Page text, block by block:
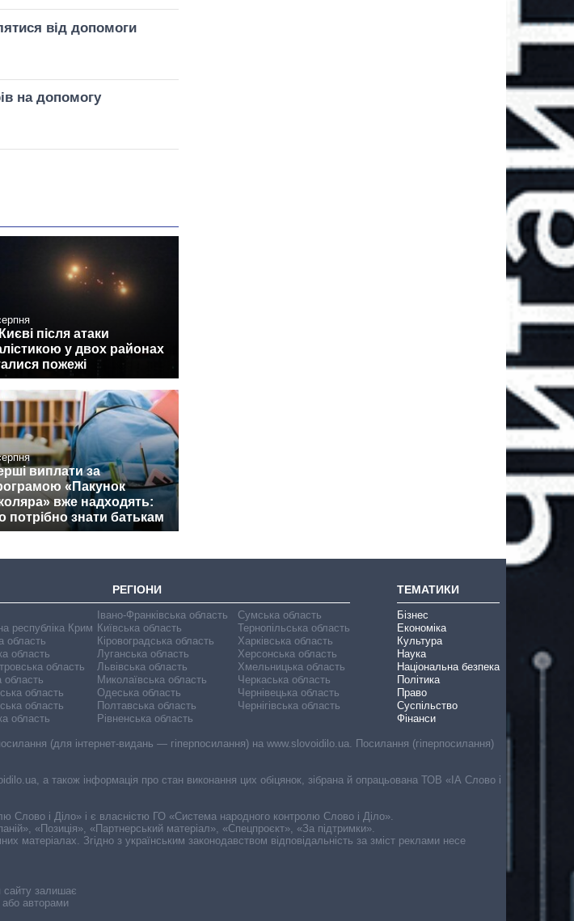
від допомоги
на допомогу
після атаки
у двох районах
пожежі
виплати за
«Пакунок
вже надходять:
потрібно знати батькам
РЕГІОНИ
республіка Крим
область
область
область
область
область
область
область
Івано-Франківська область
Київська область
Кіровоградська область
Луганська область
Львівська область
Миколаївська область
Одеська область
Полтавська область
Рівненська область
Сумська область
Тернопільська область
Харківська область
Херсонська область
Хмельницька область
Черкаська область
Чернівецька область
Чернігівська область
ТЕМАТИКИ
Бізнес
Економіка
Культура
Наука
Національна безпека
Політика
Право
Суспільство
Фінанси
сайту залишає
авторами
(для інтернет-видань — гіперпосилання) на www.slovoidilo.ua. Посилання (гіперпосилання)
а також інформація про стан виконання цих обіцянок, зібрана й опрацьована ТОВ «ІА Слово і
Слово і Діло» і є власністю ГО «Система народного контролю Слово і Діло».
«Позиція», «Партнерський матеріал», «Спецпроєкт», «За підтримки».
матеріалах. Згідно з українським законодавством відповідальність за зміст реклами несе